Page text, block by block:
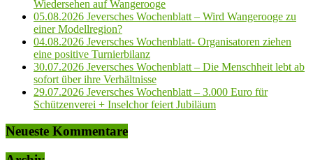
Wiedersehen auf Wangerooge
05.08.2026 Jeversches Wochenblatt – Wird Wangerooge zu
einer Modellregion?
04.08.2026 Jeversches Wochenblatt- Organisatoren ziehen
eine positive Turnierbilanz
30.07.2026 Jeversches Wochenblatt – Die Menschheit lebt ab
sofort über ihre Verhältnisse
29.07.2026 Jeversches Wochenblatt – 3.000 Euro für
Schützenverei + Inselchor feiert Jubiläum
Neueste Kommentare